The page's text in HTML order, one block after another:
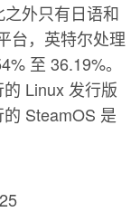
外只有日语和
台，英特尔处理
至 36.19%。
Linux 发行版
SteamOS 是